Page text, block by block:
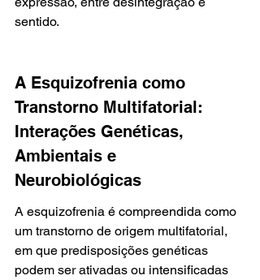
sentido.
A Esquizofrenia como
Transtorno Multifatorial:
Interações Genéticas,
Ambientais e
Neurobiológicas
A esquizofrenia é compreendida como
um transtorno de origem multifatorial,
em que predisposições genéticas
podem ser ativadas ou intensificadas